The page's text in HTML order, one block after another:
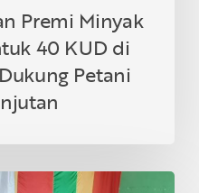
Premi Minyak
40 KUD di
Petani